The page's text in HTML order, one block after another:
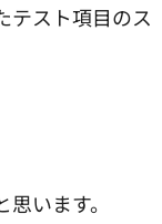
テスト項目のス
います。